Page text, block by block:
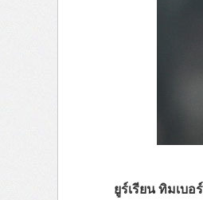
ยูร์เรียน ทิมเบ